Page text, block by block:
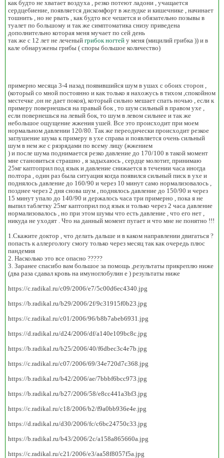
как будто не хватает воздуха , резко потеют ладони , учащается
сердцебиение, появляется дискомфорт в желудке и кишечнике , начинает
тошнить , но не рвать , как будто все чешется и обязательно позывы в
туалет по большому и так же симптоматика снизу приведена
дополнительно которая меня мучает по сей день
так же с 12 лет не леченый грибок ногтей у меня (мицилий грибка )) и в
кале обнаружены грибы ( споры большое количество)
примерно месяца 3-4 назад появившийся шум в ушах с обоих сторон ,
(который со мной постоянно и как только я нахожусь в тихом ,спокойном
местечке ,он не дает покоя), который сильно мешает спать ночью , если к
примеру повернешься на правый бок , то шум сильный в правом ухе ,
если повернешься на левый бок, то шум в левом сильнее и так же
небольшое ощущение жжения ушей. Все это происходит при моем
нормальном давлении 120/80. Так же переодически происходит резкое
заглушение шума к примеру в ухе справа и появляется очень сильный
шум в нем же с рязрядами по всему лицу (жжением
) и после шума поднимается резко давление до 170/100 в такой момент
мне становиться страшно , я задыхаюсь , сердце молотит, принимаю
25мг каптоприл под язык и давление снижается в течении часа иногда
полтора , один раз была ситуация когда появился сильный писк в ухе и
поднялось давление до 160/90 и через 10 минут само нормализовалось ,
позднее через 2 дня снова шум , поднялось давление до 150/90 и через
15 минут упало до 140/90 и держалось часа три примерно , пока я не
выпил таблетку 25мг каптоприл под язык и только через 2 часа давление
нормализовалось , но при этом шумы что есть давление , что его нет ,
никуда не уходят . Что на данный момент пугает и что мне не понятно !!!
1.Скажите доктор , что делать дальше и в каком направлении двигаться ?
попасть к аллергологу смогу только через месяц так как очередь плюс
пандемия
2. Насколько это все опасно ?????
3. Заранее спасибо вам большое за помощь ,результаты прикреплю ниже
(два раза сдавал кровь на имуноглобулин е ) результаты ниже
https://c.radikal.ru/c09/2006/e7/5c00d6ec4340.jpg
https://b.radikal.ru/b29/2006/2f/9c31915f0b23.jpg
https://c.radikal.ru/c01/2006/96/b8b7abeb6931.jpg
https://d.radikal.ru/d24/2006/df/a140e109bc8c.jpg
https://b.radikal.ru/b25/2006/40/f6dbec3c4e7b.jpg
https://c.radikal.ru/c07/2006/69/34e720d7c368.jpg
https://b.radikal.ru/b42/2006/ae/7bbbf6bcc973.jpg
https://b.radikal.ru/b27/2006/58/e8cc441a3bf3.jpg
https://c.radikal.ru/c18/2006/b2/f9a0bb936e4e.jpg
https://d.radikal.ru/d30/2006/fc/c6bc24750c33.jpg
https://b.radikal.ru/b43/2006/2c/a158a865660a.jpg
https://c.radikal.ru/c21/2006/e3/aa58f8057f5a.jpg